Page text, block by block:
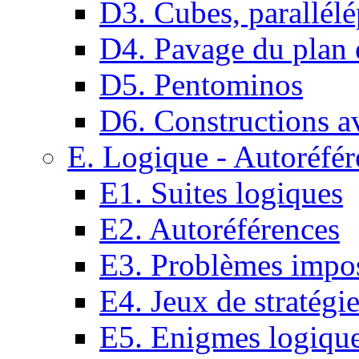
D3. Cubes,
D4. Pavage du plan
D5. Pentominos
D6. Constructions
E. Logique -
E1. Suites logiques
E2. Autoréférences
E3. Problèmes
E4. Jeux de stratégie
E5. Enigmes